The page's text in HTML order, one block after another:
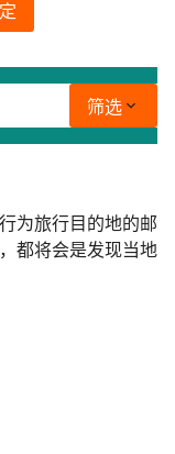
筛选
为旅行目的地的邮
都将会是发现当地